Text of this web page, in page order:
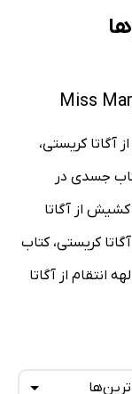
از پدینگتون از آگاتا کریستی،
جسدی در
کشیش از آگاتا
کریستی، کتاب
انتقام از آگاتا
ترین‌ها